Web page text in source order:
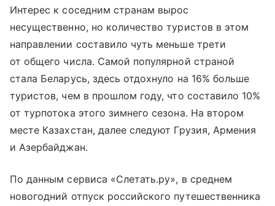
Интерес к соседним странам вырос
несущественно, но количество туристов в этом
направлении составило чуть меньше трети
от общего числа. Самой популярной страной
стала Беларусь, здесь отдохнуло на 16% больше
туристов, чем в прошлом году, что составило 10%
от турпотока этого зимнего сезона. На втором
месте Казахстан, далее следуют Грузия, Армения
и Азербайджан.
По данным сервиса «Слетать.ру», в среднем
новогодний отпуск российского путешественника